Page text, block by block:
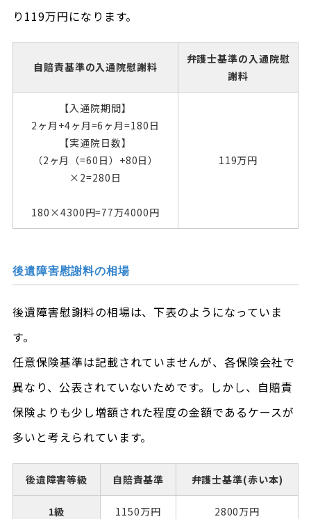
り119万円になります。
自賠責基準の入通院慰謝料
弁護士基準の入通院慰
謝料
【入通院期間】
2ヶ月+4ヶ月=6ヶ月=180日
【実通院日数】
（2ヶ月（=60日）+80日）
×2=280日
180×4300円=77万4000円
119万円
後遺障害慰謝料の相場
後遺障害慰謝料の相場は、下表のようになっていま
す。
任意保険基準は記載されていませんが、各保険会社で
異なり、公表されていないためです。しかし、自賠責
保険よりも少し増額された程度の金額であるケースが
多いと考えられています。
後遺障害等級 自賠責基準 弁護士基準(赤い本)
1級 1150万円 2800万円